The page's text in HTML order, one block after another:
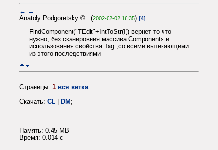
← →
Anatoly Podgoretsky © (2002-02-02 16:35) [4]
FindComponent("TEdit"+IntToStr(I)) вернет то что
нужно, без сканировния массива Components и
использования свойства Tag ,со всеми вытекающими
из этого последствиями
Страницы: 1 вся ветка
Скачать: CL | DM;
Память: 0.45 MB
Время: 0.014 c